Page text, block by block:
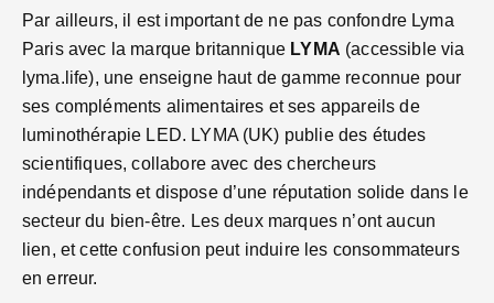
Par ailleurs, il est important de ne pas confondre Lyma
Paris avec la marque britannique LYMA (accessible via
lyma.life), une enseigne haut de gamme reconnue pour
ses compléments alimentaires et ses appareils de
luminothérapie LED. LYMA (UK) publie des études
scientifiques, collabore avec des chercheurs
indépendants et dispose d’une réputation solide dans le
secteur du bien-être. Les deux marques n’ont aucun
lien, et cette confusion peut induire les consommateurs
en erreur.